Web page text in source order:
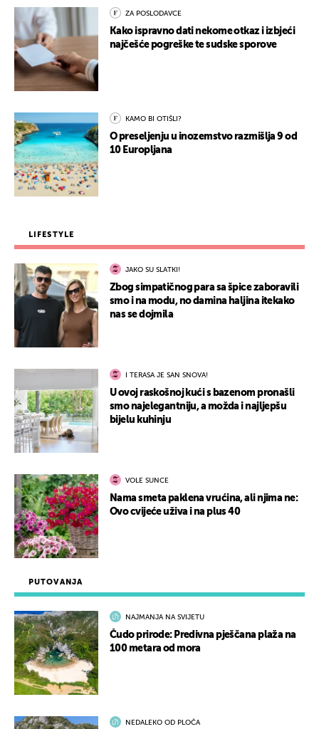
PUTOVANJA
NAJMANJA NA SVIJETU
Čudo prirode: Predivna pješčana plaža na
100 metara od mora
NEDALEKO OD PLOČA
ZA POSLODAVCE
Kako ispravno dati nekome otkaz i izbjeći
najčešće pogreške te sudske sporove
KAMO BI OTIŠLI?
O preseljenju u inozemstvo razmišlja 9 od
10 Europljana
LIFESTYLE
JAKO SU SLATKI!
Zbog simpatičnog para sa špice zaboravili
smo i na modu, no damina haljina itekako
nas se dojmila
I TERASA JE SAN SNOVA!
U ovoj raskošnoj kući s bazenom pronašli
smo najelegantniju, a možda i najljepšu
bijelu kuhinju
VOLE SUNCE
Nama smeta paklena vrućina, ali njima ne:
Ovo cvijeće uživa i na plus 40